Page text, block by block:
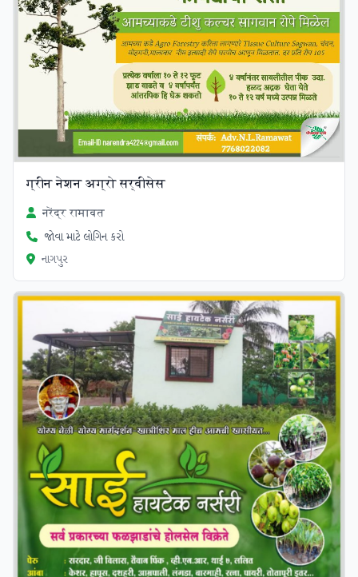
ग्रीन नेशन अग्रो सर्वीसेस
नरेंद्र रामावत
જોવા માટે લોગિન કરો
નાગપુર